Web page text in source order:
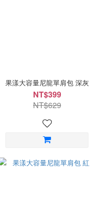
果漾大容量尼龍單肩包 深灰
NT$399
NT$629